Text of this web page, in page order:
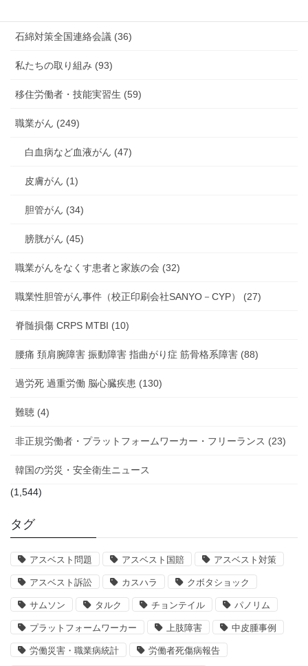
石綿対策全国連絡会議 (36)
私たちの取り組み (93)
移住労働者・技能実習生 (59)
職業がん (249)
白血病など血液がん (47)
皮膚がん (1)
胆管がん (34)
膀胱がん (45)
職業がんをなくす患者と家族の会 (32)
職業性胆管がん事件（校正印刷会社SANYO－CYP） (27)
脊髄損傷 CRPS MTBI (10)
腰痛 頚肩腕障害 振動障害 指曲がり症 筋骨格系障害 (88)
過労死 過重労働 脳心臓疾患 (130)
難聴 (4)
非正規労働者・プラットフォームワーカー・フリーランス (23)
韓国の労災・安全衛生ニュース
(1,544)
タグ
アスベスト問題 アスベスト国賠 アスベスト対策
アスベスト訴訟 カスハラ クボタショック
サムソン タルク チョンテイル パノリム
プラットフォームワーカー 上肢障害 中皮腫事例
労働災害・職業病統計 労働者死傷病報告